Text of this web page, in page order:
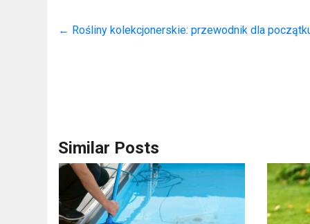
← Rośliny kolekcjonerskie: przewodnik dla
Similar Posts